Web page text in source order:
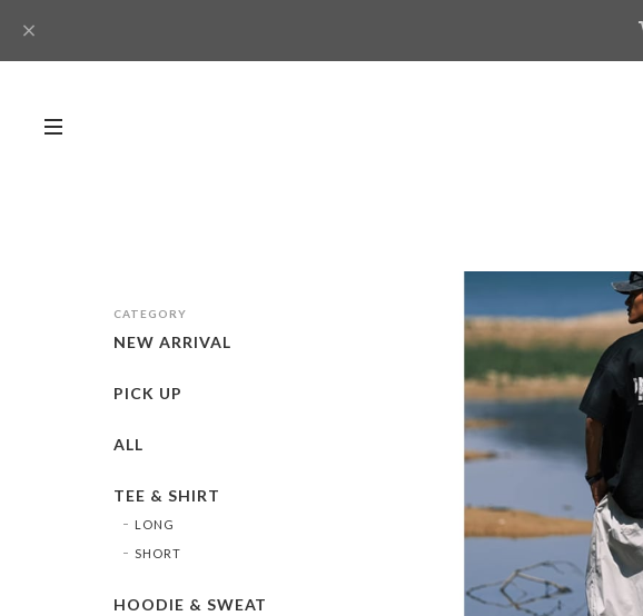
CATEGORY
NEW ARRIVAL
PICK UP
ALL
TEE & SHIRT
LONG
SHORT
HOODIE & SWEAT